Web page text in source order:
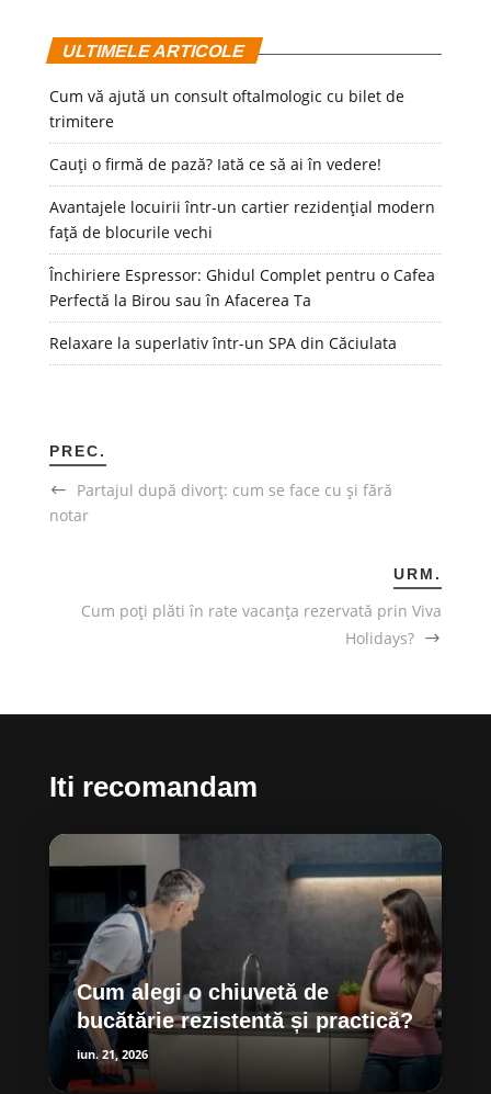
ULTIMELE ARTICOLE
Cum vă ajută un consult oftalmologic cu bilet de
trimitere
Cauți o firmă de pază? Iată ce să ai în vedere!
Avantajele locuirii într-un cartier rezidențial modern
față de blocurile vechi
Închiriere Espressor: Ghidul Complet pentru o Cafea
Perfectă la Birou sau în Afacerea Ta
Relaxare la superlativ într-un SPA din Căciulata
PREC.
Partajul după divorț: cum se face cu și fără
notar
URM.
Cum poți plăti în rate vacanța rezervată prin Viva
Holidays?
Iti recomandam
Cum alegi o chiuvetă de
bucătărie rezistentă și practică?
iun. 21, 2026